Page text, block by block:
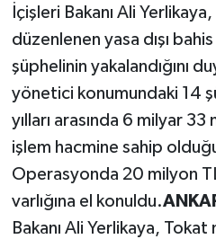
İçişleri Bakanı Ali
düzenlenen yasa dışı
şüphelinin yakalandığını
yönetici konumundaki 14
yılları arasında 6 milyar
işlem hacmine sahip
Operasyonda 20 milyon
varlığına el konuldu.
Bakanı Ali Yerlikaya,